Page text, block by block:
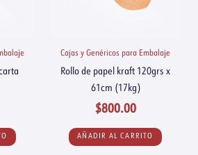
Cajas y Genéricos para Embalaje
Rollo de papel kraft 120grs x
61cm (17kg)
$800.00
AÑADIR AL CARRITO